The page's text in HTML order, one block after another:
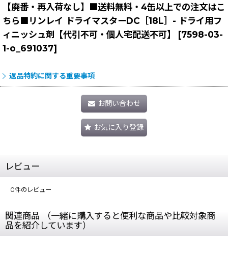
【廃番・再入荷なし】■送料無料・4缶以上での注文はこ
ちら■リンレイ ドライマスターDC［18L］- ドライ用フ
ィニッシュ剤【代引不可・個人宅配送不可】
[7598-03-
1-o_691037]
返品特約に関する重要事項
お問い合わせ
お気に入り登録
レビュー
0件のレビュー
関連商品 （一緒に購入すると便利な商品や比較対象商
品を紹介しています）